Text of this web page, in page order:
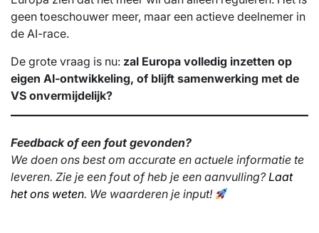
geen toeschouwer meer, maar een actieve deelnemer in
de AI-race.
De grote vraag is nu: zal Europa volledig inzetten op
eigen AI-ontwikkeling, of blijft samenwerking met de
VS onvermijdelijk?
Feedback of een fout gevonden?
We doen ons best om accurate en actuele informatie te
leveren. Zie je een fout of heb je een aanvulling?Laat
het ons weten. We waarderen je input!